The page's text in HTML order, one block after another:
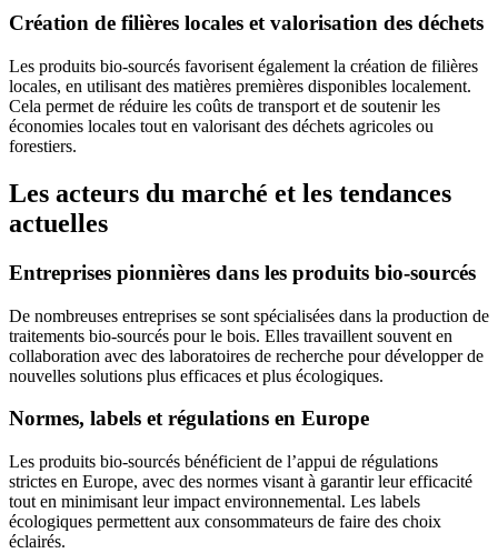
Création de filières locales et valorisation des déchets
Les produits bio-sourcés favorisent également la création de filières
locales, en utilisant des matières premières disponibles localement.
Cela permet de réduire les coûts de transport et de soutenir les
économies locales tout en valorisant des déchets agricoles ou
forestiers.
Les acteurs du marché et les tendances
actuelles
Entreprises pionnières dans les produits bio-sourcés
De nombreuses entreprises se sont spécialisées dans la production de
traitements bio-sourcés pour le bois. Elles travaillent souvent en
collaboration avec des laboratoires de recherche pour développer de
nouvelles solutions plus efficaces et plus écologiques.
Normes, labels et régulations en Europe
Les produits bio-sourcés bénéficient de l’appui de régulations
strictes en Europe, avec des normes visant à garantir leur efficacité
tout en minimisant leur impact environnemental. Les labels
écologiques permettent aux consommateurs de faire des choix
éclairés.